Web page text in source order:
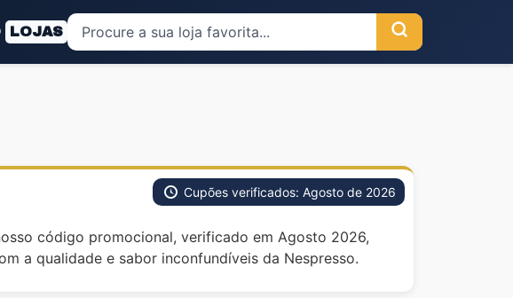
LOJAS
Cupões verificados: Agosto de 2026
código promocional, verificado em Agosto 2026,
a qualidade e sabor inconfundíveis da Nespresso.